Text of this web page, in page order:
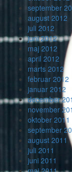
september
august 2012
juli 2012
juni 2012
maj 2012
april 2012
marts 2012
februar 2012
januar 2012
december
november
oktober 2011
september
august 2011
juli 2011
juni 2011